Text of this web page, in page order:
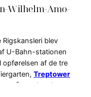
Wilhelm-Amo-
blev
U-Bahn-stationen
af de tre
Treptower
påstand er dog